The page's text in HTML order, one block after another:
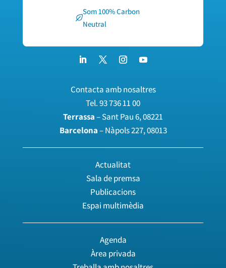
Som 100% Carbon
Neutral
Contacta amb nosaltres
Tel.93 736 11 00
Terrassa– Sant Pau 6, 08221
Barcelona– Nàpols 227, 08013
Actualitat
Sala de premsa
Publicacions
Espai multimèdia
Agenda
Àrea privada